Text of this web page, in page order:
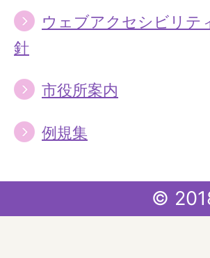
ウェブアクセシビリテ
針
市役所案内
例規集
©